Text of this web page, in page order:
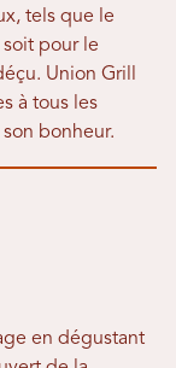
tels que le
pour le
Union Grill
à tous les
bonheur.
en dégustant